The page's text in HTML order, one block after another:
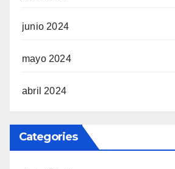
junio 2024
mayo 2024
abril 2024
Categories